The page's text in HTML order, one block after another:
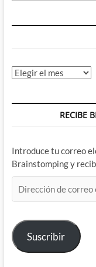
Archivos
RECIBE
Introduce tu correo
Brainstomping y
de
electrónico
Suscribir